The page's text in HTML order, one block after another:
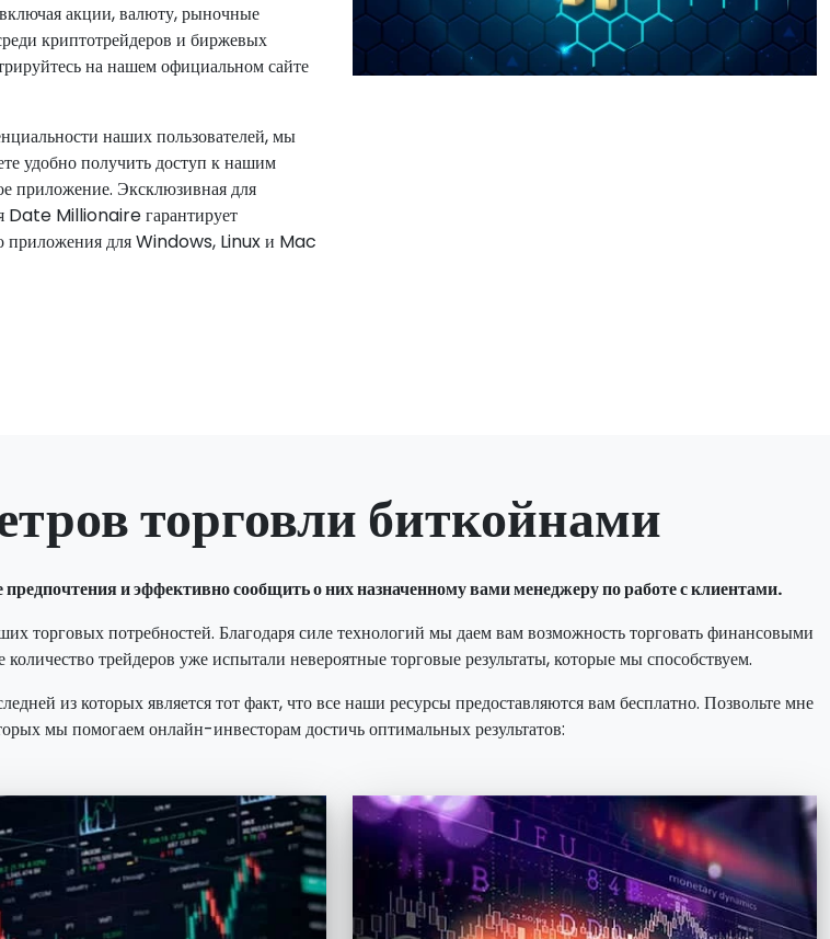
акции, валюту, рыночные
криптотрейдеров и биржевых
на нашем официальном сайте
наших пользователей, мы
удобно получить доступ к нашим
приложение. Эксклюзивная для
Date Millionaire гарантирует
приложения для Windows, Linux и Mac
торговли биткойнами
и эффективно сообщить о них назначенному вами менеджеру по работе с клиентами.
потребностей. Благодаря силе технологий мы даем вам возможность торговать финансовыми
трейдеров уже испытали невероятные торговые результаты, которые мы способствуем.
из которых является тот факт, что все наши ресурсы предоставляются вам бесплатно. Позвольте мне
мы помогаем онлайн-инвесторам достичь оптимальных результатов: